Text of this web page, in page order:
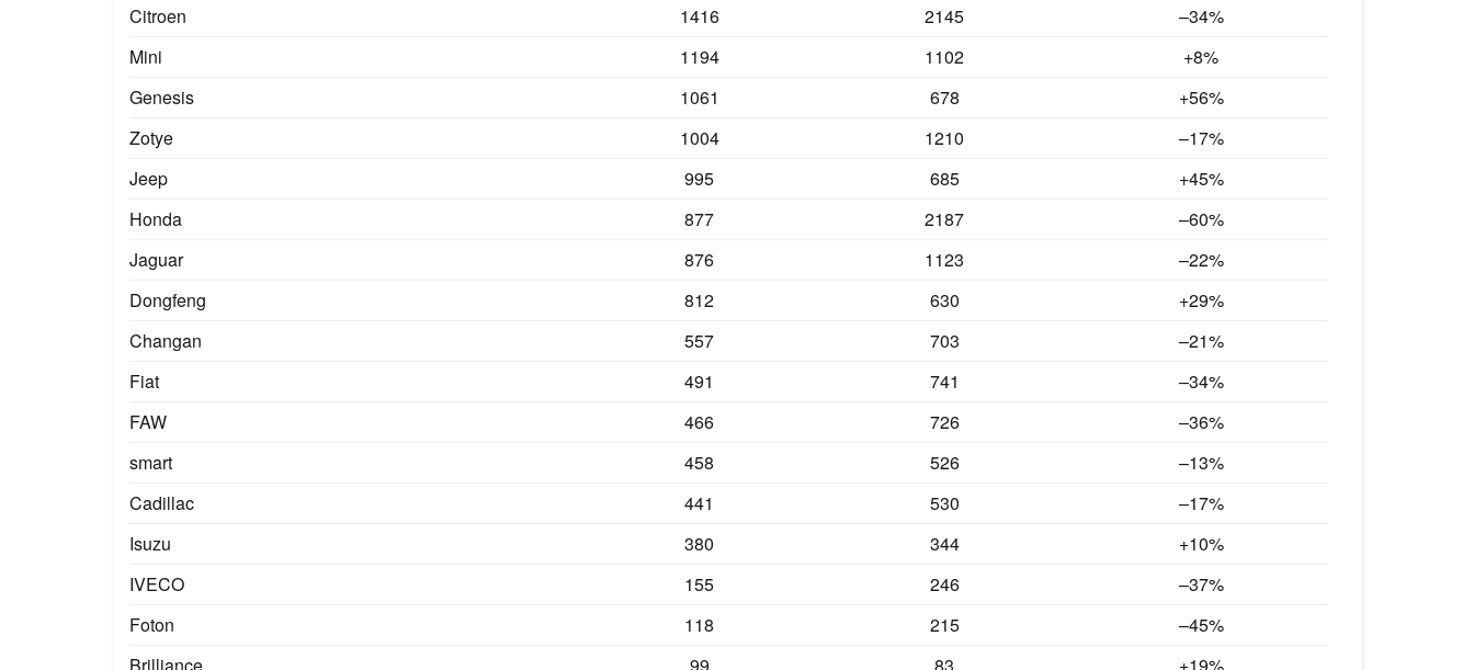
Citroen
1416 2145
–34%
Mini
1194 1102
+8%
Genesis
1061 678
+56%
Zotye
1004 1210
–17%
Jeep
995 685
+45%
Honda
877 2187
–60%
Jaguar
876 1123
–22%
Dongfeng
812 630
+29%
Changan
557 703
–21%
Fiat
491 741
–34%
FAW
466 726
–36%
smart
458 526
–13%
Cadillac
441 530
–17%
Isuzu
380 344
+10%
IVECO
155 246 –37%
Foton
118 215 –45%
Brilliance
99 83 +19%